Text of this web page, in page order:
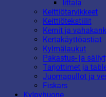
Iittala
Keittiötarvikkeet
Keittiötekstiilit
Kernit ja
Kertakäyttöastiat
Kylmälaukut
Pakastus- ja
Tarjottimet ja
Juomapullot ja
Fiskars
Kylpyhuone